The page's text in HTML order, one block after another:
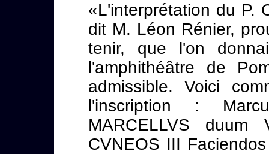
«L'interprétation du P.
dit M. Léon Rénier,
tenir, que l'on
l'amphithéâtre de
admissible. Voici
l'inscription :
MARCELLVS duum
CVNEOS III